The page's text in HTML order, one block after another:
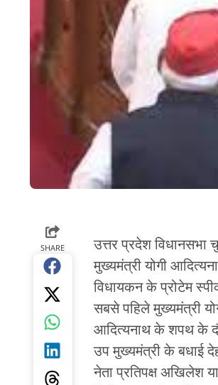
SHARE
उत्तर प्रदेश विधानसभा
मुख्यमंत्री योगी
विधायकन के प्रोटेम
सबसे पहिले मुख्यमंत्री
आदित्यनाथ के शपथ के
उप मुख्यमंत्री के बधाई
नेता प्रतिपक्ष अखिलेश